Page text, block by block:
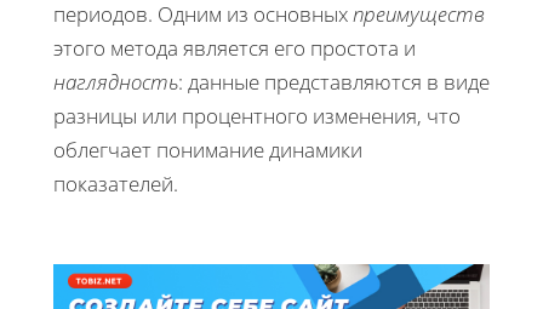
периодов. Одним из основныхпреимуществ
этого метода является его простота и
наглядность: данные представляются в виде
разницы или процентного изменения, что
облегчает понимание динамики
показателей.